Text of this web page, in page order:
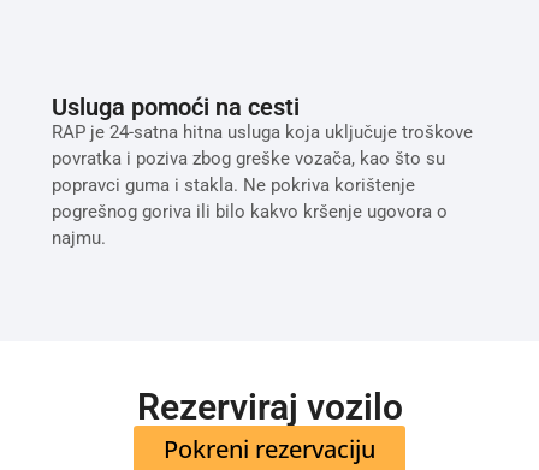
Usluga pomoći na cesti
RAP je 24-satna hitna usluga koja uključuje troškove
povratka i poziva zbog greške vozača, kao što su
popravci guma i stakla. Ne pokriva korištenje
pogrešnog goriva ili bilo kakvo kršenje ugovora o
najmu.
Rezerviraj vozilo
Pokreni rezervaciju